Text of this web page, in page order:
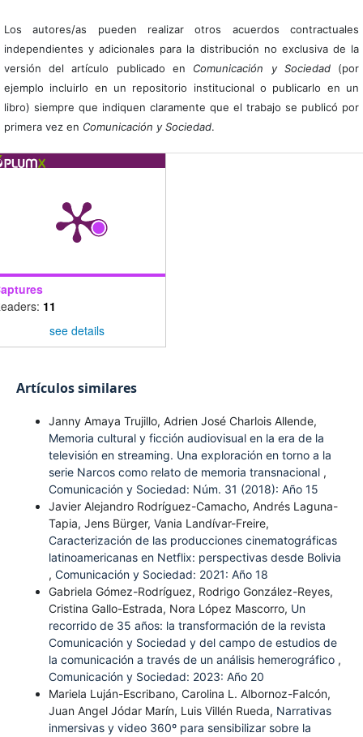
Los autores/as pueden realizar otros acuerdos contractuales
independientes y adicionales para la distribución no exclusiva de la
versión del artículo publicado en Comunicación y Sociedad(por
ejemplo incluirlo en un repositorio institucional o publicarlo en un
libro) siempre que indiquen claramente que el trabajo se publicó por
primera vez en Comunicación y Sociedad.
11
see details
Artículos similares
Janny Amaya Trujillo, Adrien José Charlois Allende,
Memoria cultural y ficción audiovisual en la era de la
televisión en streaming. Una exploración en torno a la
serie Narcos como relato de memoria transnacional ,
Comunicación y Sociedad: Núm. 31 (2018): Año 15
Javier Alejandro Rodríguez-Camacho, Andrés Laguna-
Tapia, Jens Bürger, Vania Landívar-Freire,
Caracterización de las producciones cinematográficas
latinoamericanas en Netflix: perspectivas desde Bolivia
, Comunicación y Sociedad: 2021: Año 18
Gabriela Gómez-Rodríguez, Rodrigo González-Reyes,
Cristina Gallo-Estrada, Nora López Mascorro, Un
recorrido de 35 años: la transformación de la revista
Comunicación y Sociedad y del campo de estudios de
la comunicación a través de un análisis hemerográfico ,
Comunicación y Sociedad: 2023: Año 20
Mariela Luján-Escribano, Carolina L. Albornoz-Falcón,
Juan Angel Jódar Marín, Luis Villén Rueda, Narrativas
inmersivas y video 360º para sensibilizar sobre la